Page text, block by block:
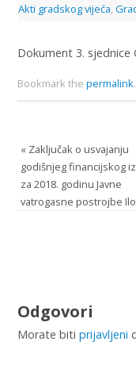
Akti gradskog vijeća
Dokument 3. sjednice
Bookmark the permalink.
«Zaključak o usvajanju
godišnjeg financijskog
za 2018. godinu Javne
vatrogasne postrojbe
Odgovori
Morate biti prijavljeni